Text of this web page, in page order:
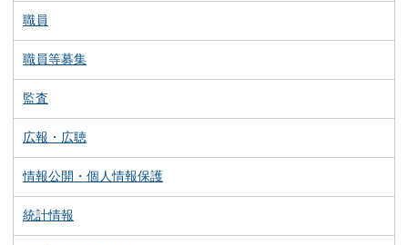
職員
職員等募集
監査
広報・広聴
情報公開・個人情報保護
統計情報